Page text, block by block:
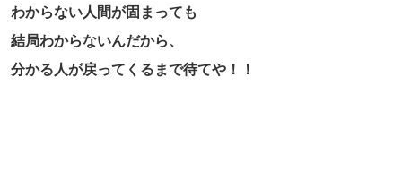
わからない人間が固まっても
結局わからないんだから、
分かる人が戻ってくるまで待てや！！